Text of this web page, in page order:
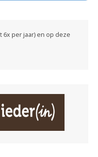
6x per jaar) en op deze